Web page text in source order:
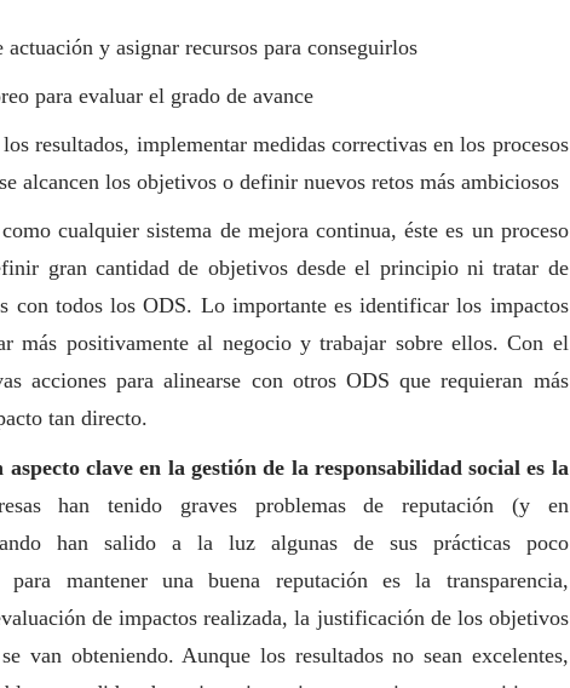
y asignar recursos para conseguirlos
para evaluar el grado de avance
resultados, implementar medidas correctivas en los procesos
alcancen los objetivos o definir nuevos retos más ambiciosos
cualquier sistema de mejora continua, éste es un proceso
gran cantidad de objetivos desde el principio ni tratar de
con todos los ODS. Lo importante es identificar los impactos
más positivamente al negocio y trabajar sobre ellos. Con el
acciones para alinearse con otros ODS que requieran más
tan directo.
aspecto clave en la gestión de la responsabilidadsocial es la
han tenido graves problemas de reputación (y en
han salido a la luz algunas de sus prácticas poco
mantener una buena reputación es la transparencia,
de impactos realizada, la justificación de los objetivos
van obteniendo. Aunque los resultados no sean excelentes,